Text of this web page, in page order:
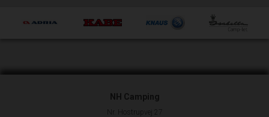
NH Camping
Nr. Hostrupvej 27